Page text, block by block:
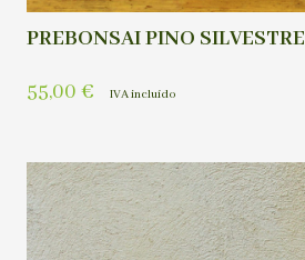
PREBONSAI PINO SILVESTRE
55,00 € IVA incluído